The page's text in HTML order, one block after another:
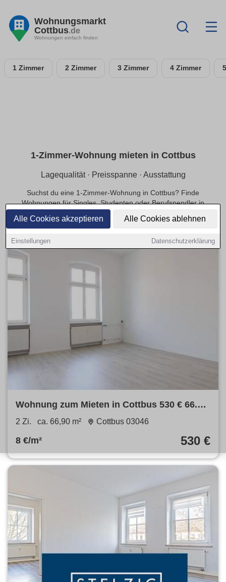
Alle Cookies akzeptieren Alle Cookies ablehnen
Einstellungen Datenschutzerklärung
Wohnungsmarkt
Cottbus.de
Wohnungen einfach finden
1 Zimmer 2 Zimmer 3 Zimmer 4 Zimmer
1-Zimmer-Wohnung mieten in Cottbus
Lagequalität · Preisspanne · Ausstattung
Suchst du eine 1-Zimmer-Wohnung in Cottbus? Finde
Wohnungen für Singles, Studenten oder Berufspendler in
ruhiger oder zentraler Lage, die zu deinem Budget passen.
Wohnung zum Mieten in Cottbus 530 € 66.9
m²
2 Zi. ca. 66,90 m² Cottbus 03046
8 €/m² 530 €